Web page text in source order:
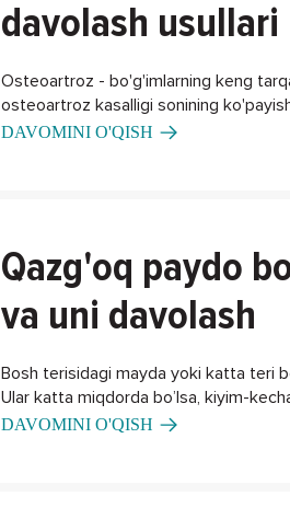
davolash usullari
Osteoartroz - bo'g'imlarning keng
osteoartroz kasalligi sonining
DAVOMINI O'QISH
Qazg'oq paydo
va uni davolash
Bosh terisidagi mayda yoki katta teri
Ular katta miqdorda bo’lsa, kiyim-
DAVOMINI O'QISH